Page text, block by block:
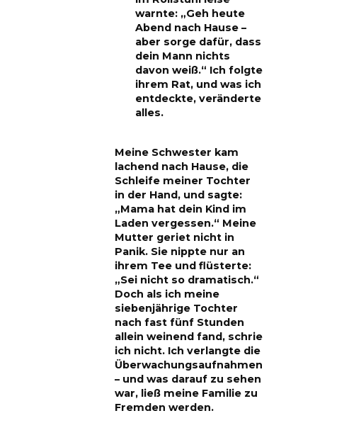
warnte: „Geh heute
Abend nach Hause –
aber sorge dafür, dass
dein Mann nichts
davon weiß.“ Ich folgte
ihrem Rat, und was ich
entdeckte, veränderte
alles.
Meine Schwester kam
lachend nach Hause, die
Schleife meiner Tochter
in der Hand, und sagte:
„Mama hat dein Kind im
Laden vergessen.“ Meine
Mutter geriet nicht in
Panik. Sie nippte nur an
ihrem Tee und flüsterte:
„Sei nicht so dramatisch.“
Doch als ich meine
siebenjährige Tochter
nach fast fünf Stunden
allein weinend fand, schrie
ich nicht. Ich verlangte die
Überwachungsaufnahmen
– und was darauf zu sehen
war, ließ meine Familie zu
Fremden werden.